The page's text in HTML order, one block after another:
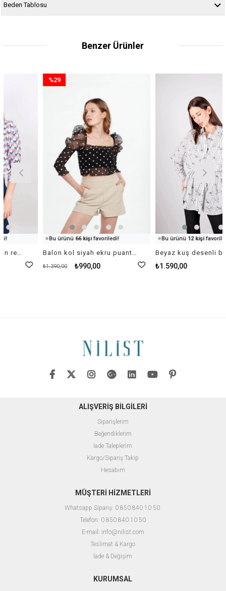
Beden Tablosu
Benzer Ürünler
inceliyor!
Bu ürünü66 kişifavoriledi!
sepetine ekledi!
Balon kol siyah ekru puantiyeli tül crop bluz ve straplez body kombin
₺990,00
₺1.390,00
inceliyor!
Bu ürünü12 kişifavoriledi!
sepetine ekledi!
Beyaz kuş desenli beli büzgü detaylı uzun gömlek
₺1.590,00
ALIŞVERİŞ BİLGİLERİ
Siparişlerim
Beğendiklerim
İade Taleplerim
Kargo/Sipariş Takip
Hesabım
MÜŞTERİ HİZMETLERİ
Whatsapp Sipariş: 0 850 840 10 50
Telefon: 0 850 840 10 50
E-mail: info@nilist.com
Teslimat & Kargo
İade & Değişim
KURUMSAL